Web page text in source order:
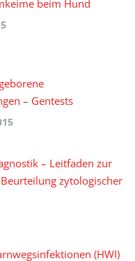
beim Hund
– Gentests
– Leitfaden zur
zytologischer
(HWI)